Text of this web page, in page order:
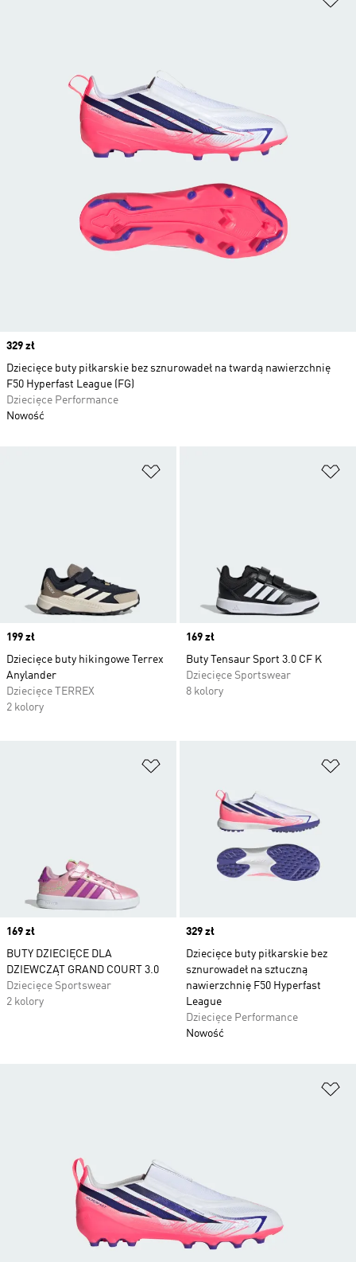
Price
199 zł
Dziecięce buty hikingowe Terrex
Anylander
Dziecięce TERREX
2 kolory
Price
169 zł
Buty Tensaur Sport 3.0 CF K
Dziecięce Sportswear
8 kolory
Price
169 zł
BUTY DZIECIĘCE DLA
DZIEWCZĄT GRAND COURT 3.0
Dziecięce Sportswear
2 kolory
Price
329 zł
Dziecięce buty piłkarskie bez
sznurowadeł na sztuczną
nawierzchnię F50 Hyperfast
League
Dziecięce Performance
Nowość
Price
329 zł
Dziecięce buty piłkarskie bez sznurowadeł na twardą nawierzchnię
F50 Hyperfast League (FG)
Dziecięce Performance
Nowość